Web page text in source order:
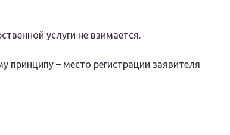
услуги не взимается.
принципу – место регистрации заявителя